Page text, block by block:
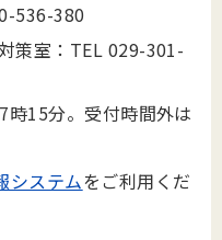
536-380
策室：TEL 029-301-
15分。受付時間外は
システムをご利用くだ